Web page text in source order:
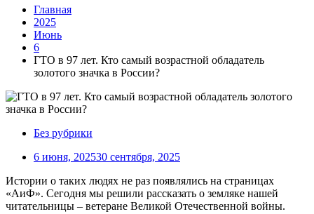
Главная
2025
Июнь
6
ГТО в 97 лет. Кто самый возрастной обладатель
золотого значка в России?
Без рубрики
6 июня, 202530 сентября, 2025
Истории о таких людях не раз появлялись на страницах
«АиФ». Сегодня мы решили рассказать о земляке нашей
читательницы – ветеране Великой Отечественной войны.